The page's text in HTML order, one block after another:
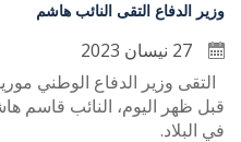
وزير الدفاع التقى النائب هاشم
التقى وزير الدفاع الوطني
قبل ظهر اليوم، النائب قاسم
في البلاد.